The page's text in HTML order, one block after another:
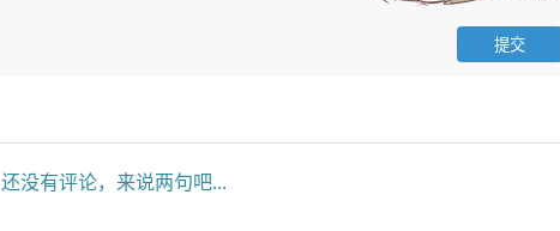
还没有评论，来说两句吧...